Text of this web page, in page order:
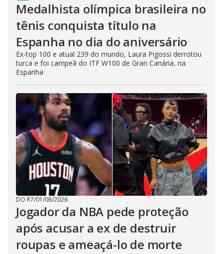
Medalhista olímpica brasileira no
tênis conquista título na
Espanha no dia do aniversário
Ex-top 100 e atual 239 do mundo, Laura Pigossi derrotou
turca e foi campeã do ITF W100 de Gran Canária, na
Espanha
DO R7/01/08/2026
Jogador da NBA pede proteção
após acusar a ex de destruir
roupas e ameaçá-lo de morte